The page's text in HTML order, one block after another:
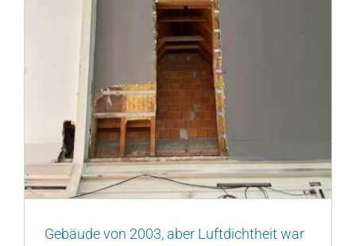
Gebäude von 2003, aber Luftdichtheit war